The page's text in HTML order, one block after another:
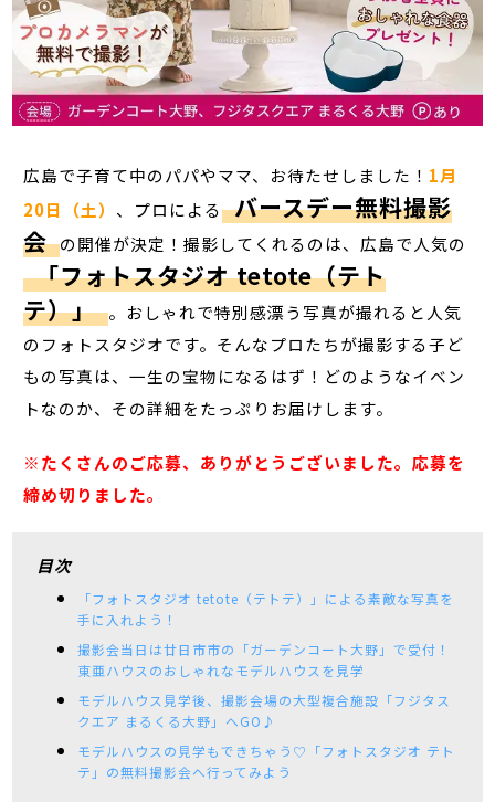
広島で子育て中のパパやママ、お待たせしました！ 1月
20日（土） 、プロによる バースデー無料撮影
会 の開催が決定！撮影してくれるのは、広島で人気の
「フォトスタジオ tetote（テト
テ）」 。おしゃれで特別感漂う写真が撮れると人気
のフォトスタジオです。そんなプロたちが撮影する子ど
もの写真は、一生の宝物になるはず！どのようなイベン
トなのか、その詳細をたっぷりお届けします。
※たくさんのご応募、ありがとうございました。応募を
締め切りました。
目次
「フォトスタジオ tetote（テトテ）」による素敵な写真を
手に入れよう！
撮影会当日は廿日市市の「ガーデンコート大野」で受付！
東亜ハウスのおしゃれなモデルハウスを見学
モデルハウス見学後、撮影会場の大型複合施設「フジタス
クエア まるくる大野」へGO♪
モデルハウスの見学もできちゃう♡「フォトスタジオ テト
テ」の無料撮影会へ行ってみよう